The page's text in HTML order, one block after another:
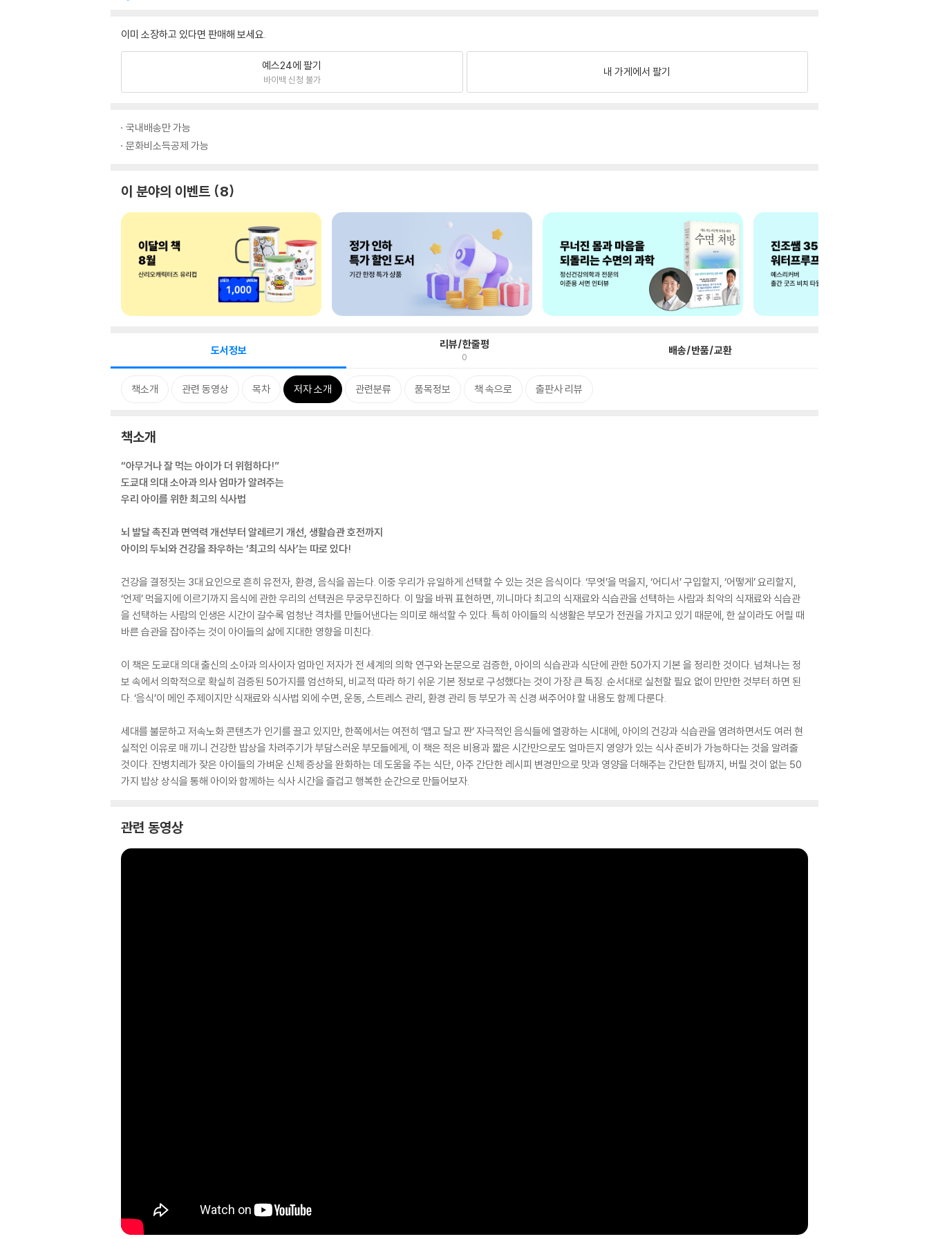
이미 소장하고 있다면 판매해 보세요.
예스24에 팔기
바이백 신청 불가
내 가게에서 팔기
국내배송만 가능
문화비소득공제 가능
이 분야의 이벤트 8
도서정보 리뷰/한줄평
0 배송/반품/교환
책소개 관련 동영상 목차 저자 소개 관련분류 품목정보 책 속으로 출판사 리뷰
책소개
“아무거나 잘 먹는 아이가 더 위험하다!”
도쿄대 의대 소아과 의사 엄마가 알려주는
우리 아이를 위한 최고의 식사법
뇌 발달 촉진과 면역력 개선부터 알레르기 개선, 생활습관 호전까지
아이의 두뇌와 건강을 좌우하는 ‘최고의 식사’는 따로 있다!
건강을 결정짓는 3대 요인으로 흔히 유전자, 환경, 음식을 꼽는다. 이중 우리가 유일하게 선택할 수 있는 것은 음식이다. ‘무엇’을 먹을지, ‘어디서’ 구입할지, ‘어떻게’ 요리할지,
‘언제’ 먹을지에 이르기까지 음식에 관한 우리의 선택권은 무궁무진하다. 이 말을 바꿔 표현하면, 끼니마다 최고의 식재료와 식습관을 선택하는 사람과 최악의 식재료와 식습관
을 선택하는 사람의 인생은 시간이 갈수록 엄청난 격차를 만들어낸다는 의미로 해석할 수 있다. 특히 아이들의 식생활은 부모가 전권을 가지고 있기 때문에, 한 살이라도 어릴 때
바른 습관을 잡아주는 것이 아이들의 삶에 지대한 영향을 미친다.
이 책은 도쿄대 의대 출신의 소아과 의사이자 엄마인 저자가 전 세계의 의학 연구와 논문으로 검증한, 아이의 식습관과 식단에 관한 50가지 기본 을 정리한 것이다. 넘쳐나는 정
보 속에서 의학적으로 확실히 검증된 50가지를 엄선하되, 비교적 따라 하기 쉬운 기본 정보로 구성했다는 것이 가장 큰 특징. 순서대로 실천할 필요 없이 만만한 것부터 하면 된
다. ‘음식’이 메인 주제이지만 식재료와 식사법 외에 수면, 운동, 스트레스 관리, 환경 관리 등 부모가 꼭 신경 써주어야 할 내용도 함께 다룬다.
세대를 불문하고 저속노화 콘텐츠가 인기를 끌고 있지만, 한쪽에서는 여전히 ‘맵고 달고 짠’ 자극적인 음식들에 열광하는 시대에, 아이의 건강과 식습관을 염려하면서도 여러 현
실적인 이유로 매 끼니 건강한 밥상을 차려주기가 부담스러운 부모들에게, 이 책은 적은 비용과 짧은 시간만으로도 얼마든지 영양가 있는 식사 준비가 가능하다는 것을 알려줄
것이다. 잔병치레가 잦은 아이들의 가벼운 신체 증상을 완화하는 데 도움을 주는 식단, 아주 간단한 레시피 변경만으로 맛과 영양을 더해주는 간단한 팁까지, 버릴 것이 없는 50
가지 밥상 상식을 통해 아이와 함께하는 식사 시간을 즐겁고 행복한 순간으로 만들어보자.
관련 동영상